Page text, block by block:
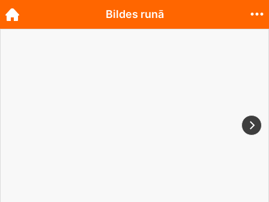
Bildes runā